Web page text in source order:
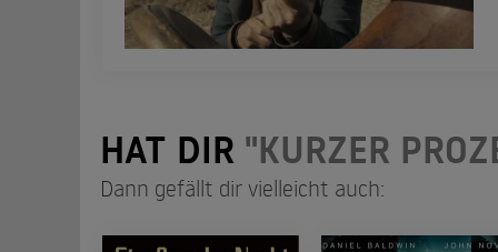
HAT DIR "KURZER
Dann gefällt dir vielleicht auch: